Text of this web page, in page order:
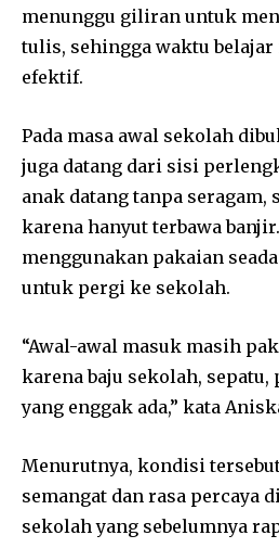
menunggu giliran untuk
tulis, sehingga waktu
efektif.
Pada masa awal sekolah
juga datang dari sisi
anak datang tanpa seragam,
karena hanyut terbawa
menggunakan pakaian
untuk pergi ke sekolah.
“Awal-awal masuk masih
karena baju sekolah, sepatu,
yang enggak ada,” kata
Menurutnya, kondisi
semangat dan rasa percaya
sekolah yang sebelumnya